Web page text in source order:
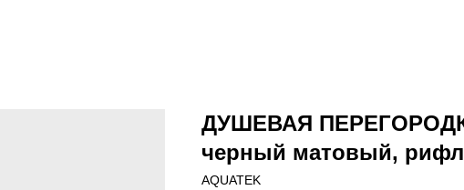
ДУШЕВАЯ
черный матовый,
AQUATEK